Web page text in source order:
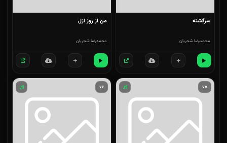
سرگشته
محمدرضا شجریان
من از روز ازل
محمدرضا شجریان
۷۵ ۷۶